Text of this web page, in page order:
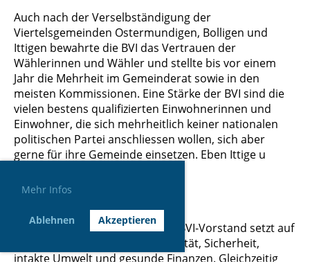
Mehr Infos
Ablehnen Akzeptieren
Auch nach der Verselbständigung der
Viertelsgemeinden Ostermundigen, Bolligen und
Ittigen bewahrte die BVI das Vertrauen der
Wählerinnen und Wähler und stellte bis vor einem
Jahr die Mehrheit im Gemeinderat sowie in den
meisten Kommissionen. Eine Stärke der BVI sind die
vielen bestens qualifizierten Einwohnerinnen und
Einwohner, die sich mehrheitlich keiner nationalen
politischen Partei anschliessen wollen, sich aber
gerne für ihre Gemeinde einsetzen. Eben Ittige u
Die BVI aktuell
Der im Frühjahr gewählte neue BVI-Vorstand setzt auf
bewährte Werte wie Lebensqualität, Sicherheit,
intakte Umwelt und gesunde Finanzen. Gleichzeitig